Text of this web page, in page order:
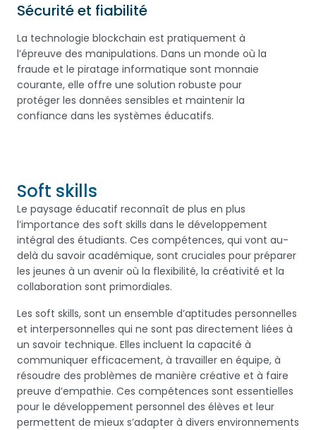
Sécurité et fiabilité
La technologie blockchain est pratiquement à
l’épreuve des manipulations. Dans un monde où la
fraude et le piratage informatique sont monnaie
courante, elle offre une solution robuste pour
protéger les données sensibles et maintenir la
confiance dans les systèmes éducatifs.
Soft skills
Le paysage éducatif reconnaît de plus en plus
l’importance des soft skills dans le développement
intégral des étudiants. Ces compétences, qui vont au-
delà du savoir académique, sont cruciales pour préparer
les jeunes à un avenir où la flexibilité, la créativité et la
collaboration sont primordiales.
Les soft skills, sont un ensemble d’aptitudes personnelles
et interpersonnelles qui ne sont pas directement liées à
un savoir technique. Elles incluent la capacité à
communiquer efficacement, à travailler en équipe, à
résoudre des problèmes de manière créative et à faire
preuve d’empathie. Ces compétences sont essentielles
pour le développement personnel des élèves et leur
permettent de mieux s’adapter à divers environnements